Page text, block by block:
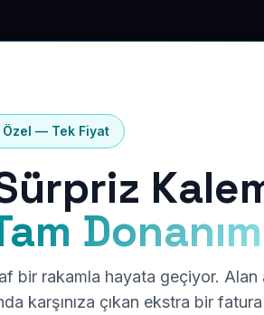
Özel — Tek Fiyat
bir rakamla hayata geçiyor. Alan
karşınıza çıkan ekstra bir